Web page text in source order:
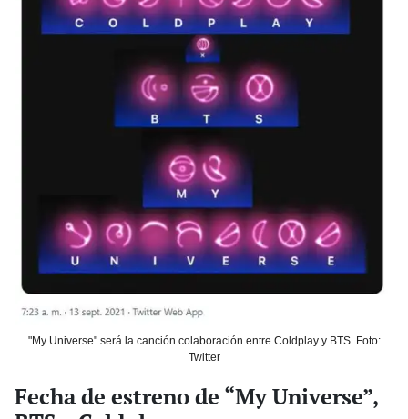
"My Universe" será la canción colaboración entre Coldplay y BTS. Foto:
Twitter
Fecha de estreno de “My Universe”,